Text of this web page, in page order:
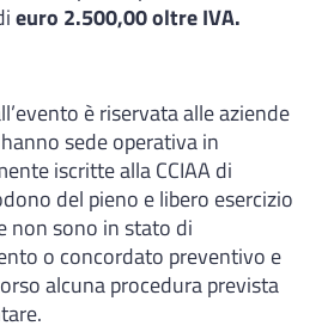
euro 2.500,00 oltre IVA.
è riservata alle aziende
sede operativa in
iscritte alla CCIAA di
del pieno e libero esercizio
non sono in stato di
o concordato preventivo e
alcuna procedura prevista